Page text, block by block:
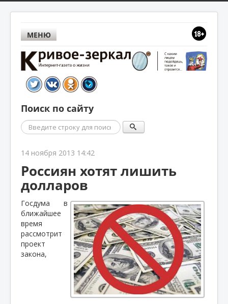
МЕНЮ
Поиск по сайту
Поиск
14 ноября 2013 14:42
Россиян хотят лишить
долларов
Госдума в
ближайшее
время
рассмотрит
проект
закона,